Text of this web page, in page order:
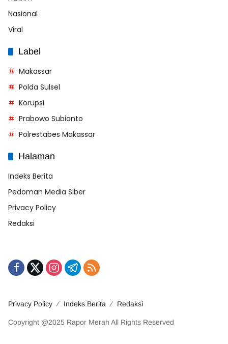
Nasional
Viral
Label
Makassar
Polda Sulsel
Korupsi
Prabowo Subianto
Polrestabes Makassar
Halaman
Indeks Berita
Pedoman Media Siber
Privacy Policy
Redaksi
Privacy Policy Indeks Berita Redaksi
Copyright @2025 Rapor Merah All Rights Reserved